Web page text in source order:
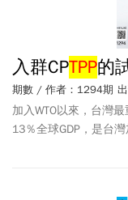
入群CPTPP的
期數 / 作者：1294期
加入WTO以來，台灣
13％全球GDP，是台